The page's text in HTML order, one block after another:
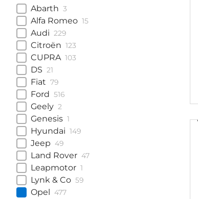
Abarth 3
Alfa Romeo 15
Audi 229
Citroën 123
CUPRA 103
DS 21
Fiat 79
Ford 516
Geely 2
Genesis 1
Hyundai 149
Jeep 49
Land Rover 47
Leapmotor 1
Lynk & Co 59
Opel 477